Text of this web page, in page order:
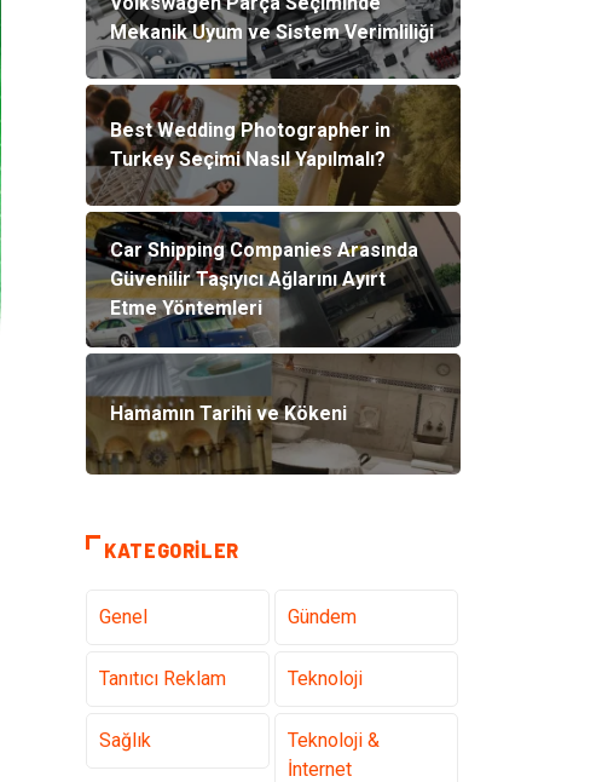
Mekanik Uyum ve Sistem Verimliliği
Best Wedding Photographer in
Turkey Seçimi Nasıl Yapılmalı?
Car Shipping Companies Arasında
Güvenilir Taşıyıcı Ağlarını Ayırt
Etme Yöntemleri
Hamamın Tarihi ve Kökeni
KATEGORILER
Genel Gündem
Tanıtıcı Reklam Teknoloji
Sağlık
Teknoloji &
İnternet